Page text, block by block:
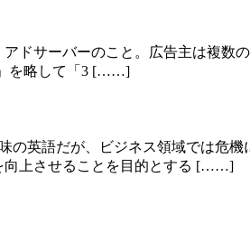
ドサーバーのこと。広告主は複数
」を略して「3 [……]
の英語だが、ビジネス領域では危
向上させることを目的とする [……]